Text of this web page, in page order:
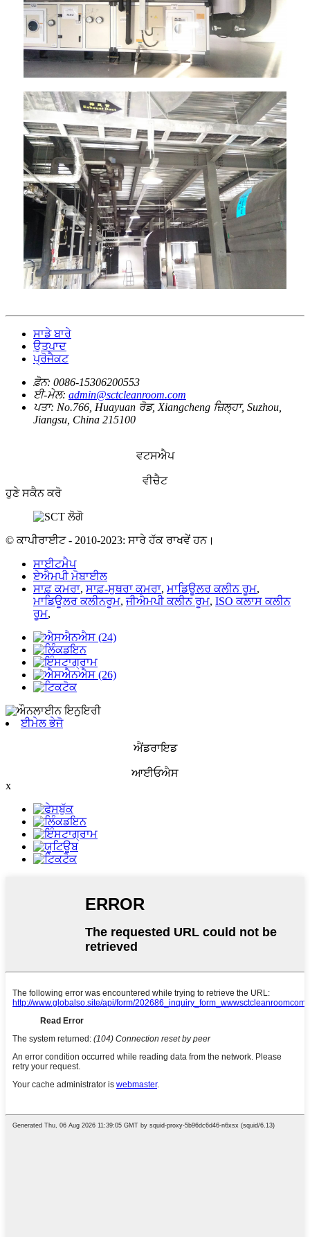
ਸਾਡੇ ਬਾਰੇ
ਉਤਪਾਦ
ਪ੍ਰੋਜੈਕਟ
ਫ਼ੋਨ: 0086-15306200553
ਈ-ਮੇਲ: admin@sctcleanroom.com
ਪਤਾ: No.766, Huayuan ਰੋਡ, Xiangcheng ਜ਼ਿਲ੍ਹਾ, Suzhou,
Jiangsu, China 215100
ਵਟਸਐਪ
ਵੀਚੈਟ
ਹੁਣੇ ਸਕੈਨ ਕਰੋ
© ਕਾਪੀਰਾਈਟ - 2010-2023: ਸਾਰੇ ਹੱਕ ਰਾਖਵੇਂ ਹਨ।
ਸਾਈਟਮੈਪ
ਏਐਮਪੀ ਮੋਬਾਈਲ
ਸਾਫ਼ ਕਮਰਾ, ਸਾਫ਼-ਸੁਥਰਾ ਕਮਰਾ, ਮਾਡਿਊਲਰ ਕਲੀਨ ਰੂਮ,
ਮਾਡਿਊਲਰ ਕਲੀਨਰੂਮ,ਜੀਐਮਪੀ ਕਲੀਨ ਰੂਮ, ISO ਕਲਾਸ ਕਲੀਨ
ਰੂਮ,
ਈਮੇਲ ਭੇਜੋ
ਐਂਡਰਾਇਡ
ਆਈਓਐਸ
x